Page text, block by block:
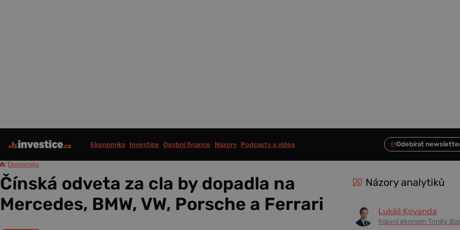
Ekonomika Investice Osobní finance Názory Podcasty a videa
/Ekonomika
Čínská odveta za cla by dopadla na
Mercedes, BMW, VW, Porsche a Ferrari
Názory analytiků
Lukáš Kovanda
hlavní ekonom Trinity